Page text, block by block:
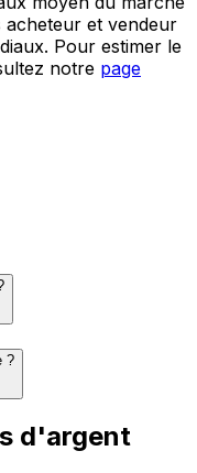
acheteur et vendeur
Pour estimer le
notre page
?
d'argent